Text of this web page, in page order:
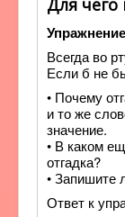
Для чего
Всегда во
Если б не
• Почему
и то же
значение.
• В каком
отгадка?
• Запишите
Ответ к